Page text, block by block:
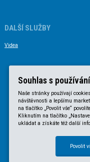
DALŠÍ SLUŽBY
Videa
Souhlas s
Naše stránky používají
návštěvnosti a lepšímu
na tlačítko „Povolit vše“
Kliknutím na tlačítko
ukládat a získáte též další
Povolit